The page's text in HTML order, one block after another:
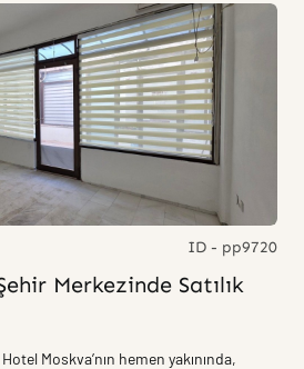
ID - pp9720
Merkezinde Satılık
Moskva’nın hemen yakınında,